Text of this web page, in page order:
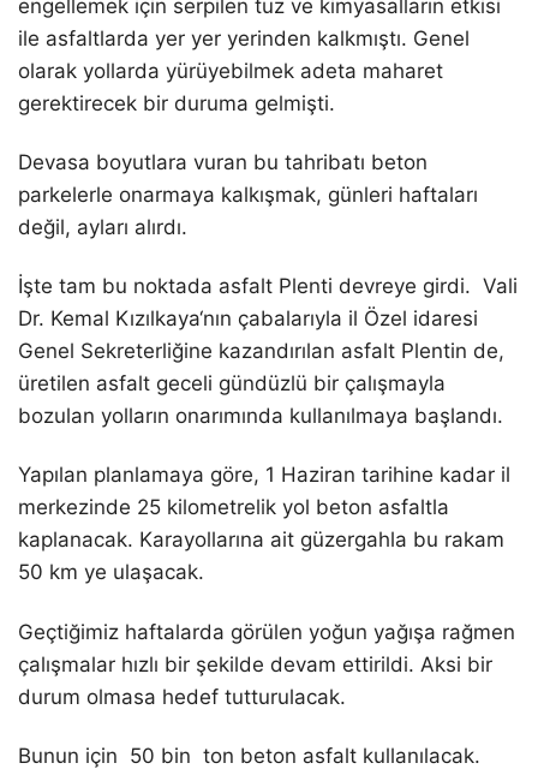
engellemek için serpilen tuz ve kimyasalların etkisi
ile asfaltlarda yer yer yerinden kalkmıştı. Genel
olarak yollarda yürüyebilmek adeta maharet
gerektirecek bir duruma gelmişti.
Devasa boyutlara vuran bu tahribatı beton
parkelerle onarmaya kalkışmak, günleri haftaları
değil, ayları alırdı.
İşte tam bu noktada asfalt Plenti devreye girdi. Vali
Dr. Kemal Kızılkaya‘nın çabalarıyla il Özel idaresi
Genel Sekreterliğine kazandırılan asfalt Plentin de,
üretilen asfalt geceli gündüzlü bir çalışmayla
bozulan yolların onarımında kullanılmaya başlandı.
Yapılan planlamaya göre, 1 Haziran tarihine kadar il
merkezinde 25 kilometrelik yol beton asfaltla
kaplanacak. Karayollarına ait güzergahla bu rakam
50 km ye ulaşacak.
Geçtiğimiz haftalarda görülen yoğun yağışa rağmen
çalışmalar hızlı bir şekilde devam ettirildi. Aksi bir
durum olmasa hedef tutturulacak.
Bunun için 50 bin ton beton asfalt kullanılacak.